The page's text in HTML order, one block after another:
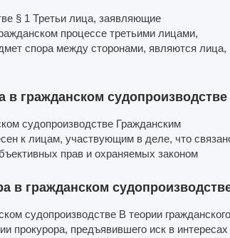
§ 1 Третьи лица, заявляющие
процессе третьими лицами,
спора между сторонами, являются лица,
в гражданском судопроизводстве
судопроизводстве Гражданским
к лицам, участвующим в деле, что
прав и охраняемых законом
в гражданском
судопроизводстве В теории гражданского
прокурора, предъявившего иск в интересах